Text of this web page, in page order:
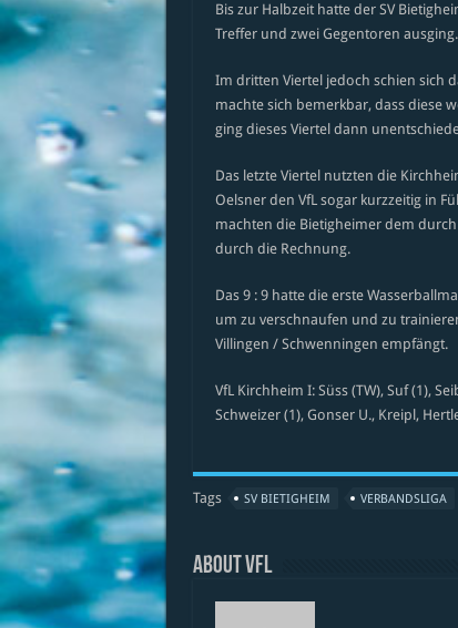
Bis zur Halbzeit hatte der SV
Treffer und zwei Gegentoren ausging.
Im dritten Viertel jedoch schien sich
machte sich bemerkbar, dass diese
ging dieses Viertel dann
Das letzte Viertel nutzten die
Oelsner den VfL sogar kurzzeitig in
machten die Bietigheimer dem
durch die Rechnung.
Das 9 : 9 hatte die erste
um zu verschnaufen und zu
Villingen / Schwenningen empfängt.
VfL Kirchheim I: Süss (TW), Suf (1),
Schweizer (1), Gonser U., Kreipl,
Tags SV BIETIGHEIM VERBANDSLIGA
About VfL